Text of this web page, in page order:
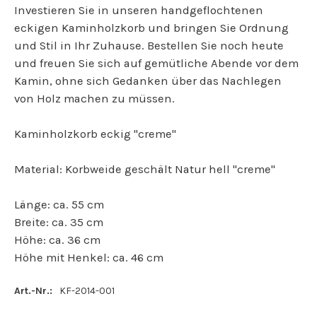
Investieren Sie in unseren handgeflochtenen
eckigen Kaminholzkorb und bringen Sie Ordnung
und Stil in Ihr Zuhause. Bestellen Sie noch heute
und freuen Sie sich auf gemütliche Abende vor dem
Kamin, ohne sich Gedanken über das Nachlegen
von Holz machen zu müssen.
Kaminholzkorb eckig "creme"
Material: Korbweide geschält Natur hell "creme"
Länge: ca. 55 cm
Breite: ca. 35 cm
Höhe: ca. 36 cm
Höhe mit Henkel: ca. 46 cm
Art.-Nr.: KF-2014-001